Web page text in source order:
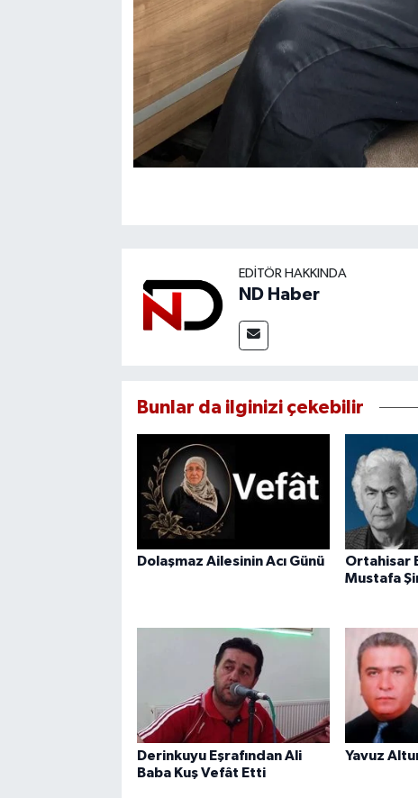
EDITÖR HAKKINDA
ND Haber
Bunlar da ilginizi çekebilir
Dolaşmaz Ailesinin Acı Günü
Ortahisar
Mustafa
Derinkuyu Eşrafından Ali
Baba Kuş Vefât Etti
Yavuz